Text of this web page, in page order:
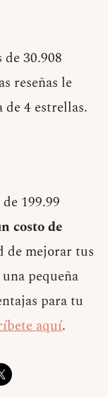
30.908
reseñas le
4 estrellas.
199.99
costo de
de mejorar tus
pequeña
para tu
aquí.